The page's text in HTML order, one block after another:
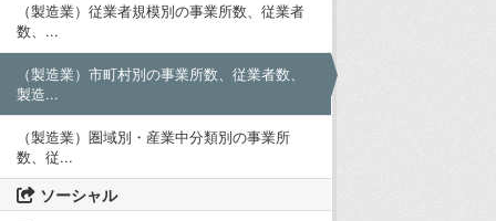
（製造業）従業者規模別の事業所数、従業者
数、...
（製造業）市町村別の事業所数、従業者数、
製造...
（製造業）圏域別・産業中分類別の事業所
数、従...
ソーシャル